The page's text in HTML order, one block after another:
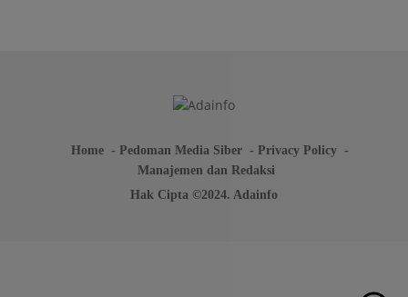
Home Pedoman Media Siber
Privacy Policy
Manajemen dan Redaksi
Hak Cipta ©2024. Adainfo